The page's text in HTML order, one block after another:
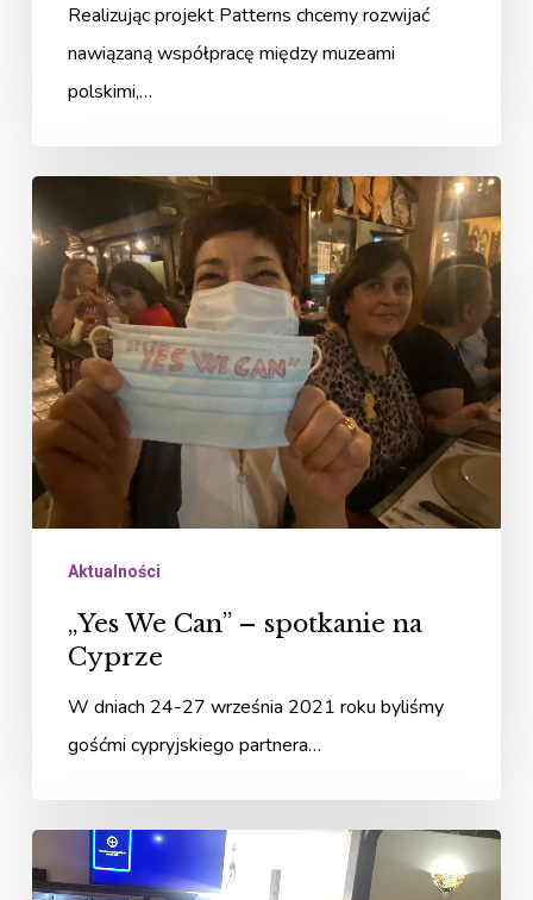
Realizując projekt Patterns chcemy rozwijać
nawiązaną współpracę między muzeami
polskimi,…
We
Can”
–
spotkanie
na
Cyprze
Aktualności
„Yes We Can” – spotkanie na
Cyprze
W dniach 24-27 września 2021 roku byliśmy
gośćmi cypryjskiego partnera…
We